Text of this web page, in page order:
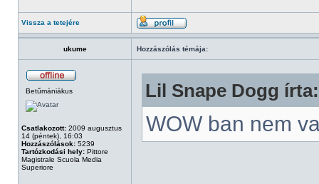
Vissza a tetejére
ukume Hozzászólás témája:
Betűmániákus
Csatlakozott: 2009 augusztus
14 (péntek), 16:03
Hozzászólások: 5239
Tartózkodási hely: Pittore
Magistrale Scuola Media
Superiore
Lil Snape Dogg írta:
WOW ban nem